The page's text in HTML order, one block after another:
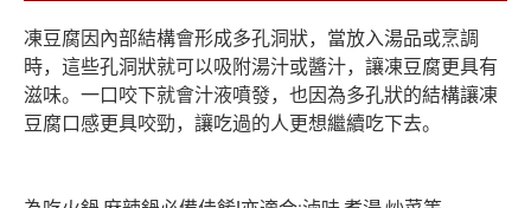
凍豆腐因內部結構會形成多孔洞狀，當放入湯品或烹調
時，這些孔洞狀就可以吸附湯汁或醬汁，讓凍豆腐更具有
滋味。一口咬下就會汁液噴發，也因為多孔狀的結構讓凍
豆腐口感更具咬勁，讓吃過的人更想繼續吃下去。